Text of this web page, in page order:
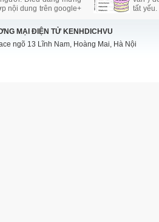
nội dung trên google+
+ sẽ được Google hỗ
với công việc làm SEO
tất
MẠI ĐIỆN TỬ KENHDICHVU
ngõ 13 Lĩnh Nam, Hoàng Mai, Hà Nội